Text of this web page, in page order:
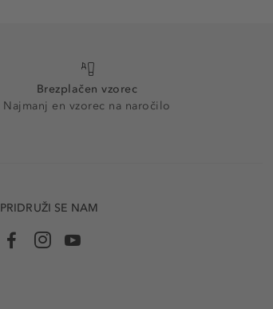
Brezplačen vzorec
Najmanj en vzorec na naročilo
PRIDRUŽI SE NAM